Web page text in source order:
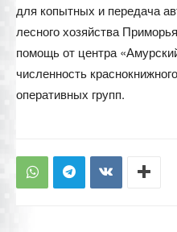
для копытных и передача
лесного хозяйства
помощь от центра
численность
оперативных групп.